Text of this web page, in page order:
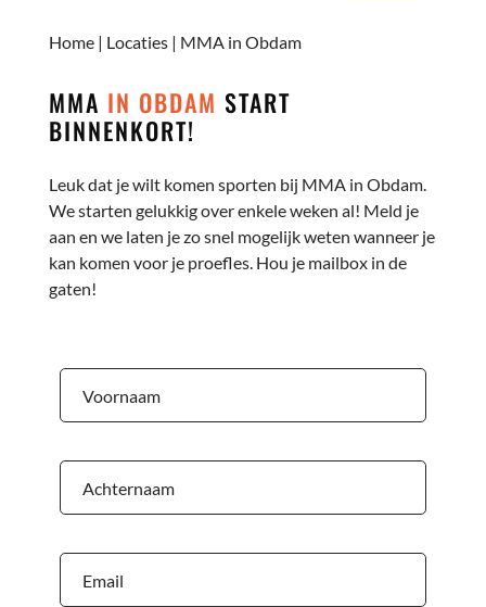
Home| Locaties| MMA in Obdam
MMA IN OBDAM START
BINNENKORT!
Leuk dat je wilt komen sporten bij MMA in Obdam.
We starten gelukkig over enkele weken al! Meld je
aan en we laten je zo snel mogelijk weten wanneer je
kan komen voor je proefles. Hou je mailbox in de
gaten!